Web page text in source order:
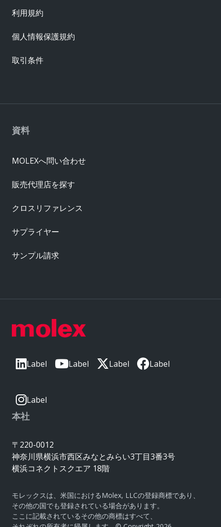
Label Label Label Label
Label
本社
〒220-0012
神奈川県横浜市西区みなとみらい3丁目3番3号
横浜コネクトスクエア 18階
モレックスは、米国におけるMolex, LLCの登録商標であり、
その他の国でも登録されている場合があります。
ここに記載されているその他の商標はすべて、
資料
MOLEXへ問い合わせ
販売代理店を探す
クロスリファレンス
サプライヤー
サンプル請求
利用規約
個人情報保護規約
取引条件